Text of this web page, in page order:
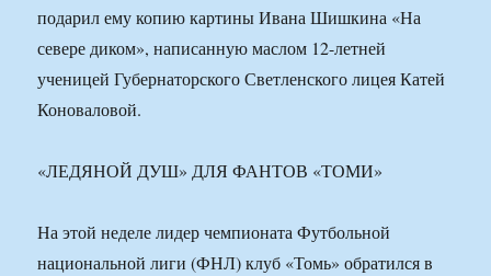
подарил ему копию картины Ивана Шишкина «На
севере диком», написанную маслом 12-летней
ученицей Губернаторского Светленского лицея Катей
Коноваловой.
«ЛЕДЯНОЙ ДУШ» ДЛЯ ФАНТОВ «ТОМИ»
На этой неделе лидер чемпионата Футбольной
национальной лиги (ФНЛ) клуб «Томь» обратился в